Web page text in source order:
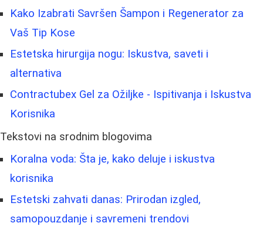
Kako Izabrati Savršen Šampon i Regenerator za
Vaš Tip Kose
Estetska hirurgija nogu: Iskustva, saveti i
alternativa
Contractubex Gel za Ožiljke - Ispitivanja i Iskustva
Korisnika
Tekstovi na srodnim blogovima
Koralna voda: Šta je, kako deluje i iskustva
korisnika
Estetski zahvati danas: Prirodan izgled,
samopouzdanje i savremeni trendovi